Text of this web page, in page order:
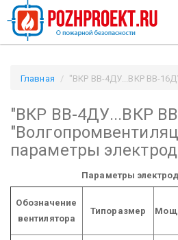
Главная
"ВКР ВВ-4ДУ...ВКР ВВ-
Pozhproekt.ru
"ВКР ВВ-4ДУ...ВКР
параметры
Параметры
Обозначение
вентилятора
Типоразмер